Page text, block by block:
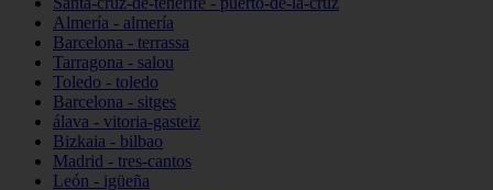
Almería - almería
Barcelona - terrassa
Tarragona - salou
Toledo - toledo
Barcelona - sitges
álava - vitoria-gasteiz
Bizkaia - bilbao
Madrid - tres-cantos
León - igüeña